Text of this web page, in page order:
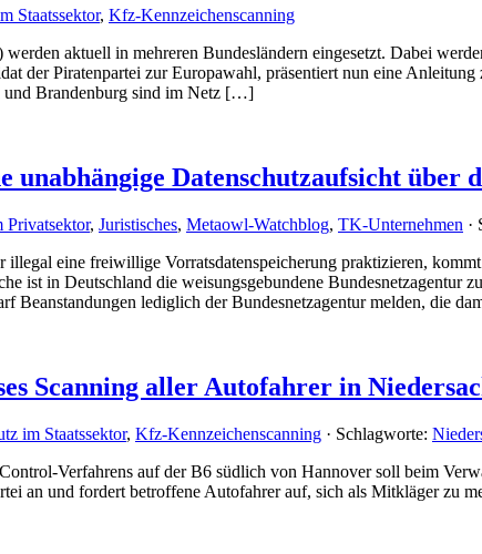
Staatssektor, Kfz-Kennzeichenscanning
aktuell in mehreren Bundesländern eingesetzt. Dabei
der Piratenpartei zur Europawahl, präsentiert nun eine
und Brandenburg sind im Netz […]
unabhängige Datenschutzaufsicht über
Privatsektor, Juristisches, Metaowl-Watchblog, TK-Unternehmen ·
eine freiwillige Vorratsdatenspeicherung praktizieren,
ist in Deutschland die weisungsgebundene Bundesnetzagentur
Beanstandungen lediglich der Bundesnetzagentur melden, die
Scanning aller Autofahrer in
im Staatssektor, Kfz-Kennzeichenscanning · Schlagworte:
Verfahrens auf der B6 südlich von Hannover soll beim
an und fordert betroffene Autofahrer auf, sich als Mitkläger zu